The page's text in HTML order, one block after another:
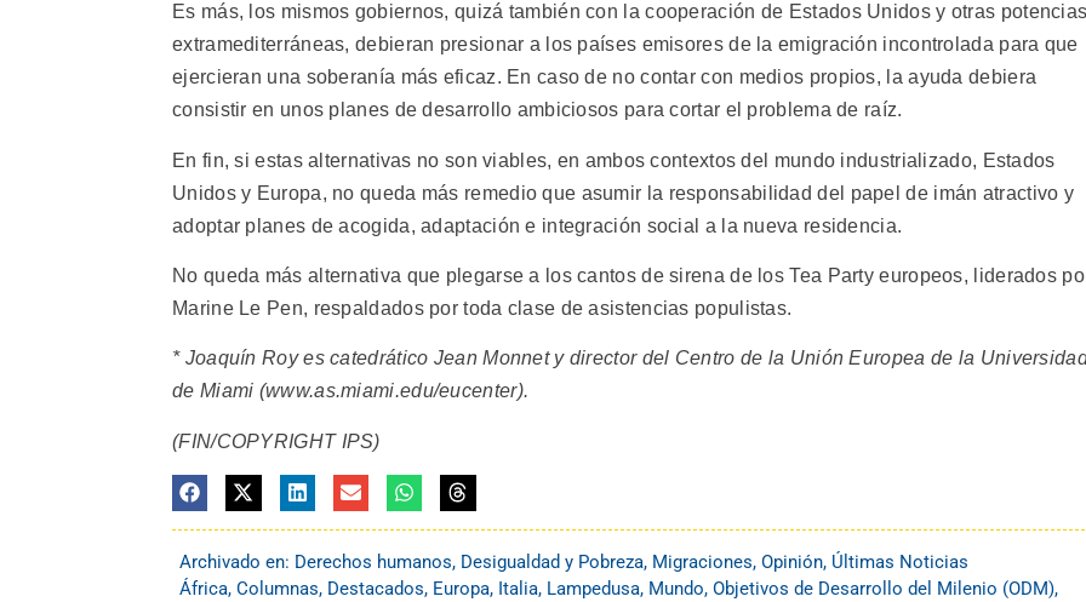
Es más, los mismos gobiernos, quizá también con la cooperación de Estados Unidos y otras potencias
extramediterráneas, debieran presionar a los países emisores de la emigración incontrolada para que
ejercieran una soberanía más eficaz. En caso de no contar con medios propios, la ayuda debiera
consistir en unos planes de desarrollo ambiciosos para cortar el problema de raíz.
En fin, si estas alternativas no son viables, en ambos contextos del mundo industrializado, Estados
Unidos y Europa, no queda más remedio que asumir la responsabilidad del papel de imán atractivo y
adoptar planes de acogida, adaptación e integración social a la nueva residencia.
No queda más alternativa que plegarse a los cantos de sirena de los Tea Party europeos, liderados
Marine Le Pen, respaldados por toda clase de asistencias populistas.
* Joaquín Roy es catedrático Jean Monnet y director del Centro de la Unión Europea de la
de Miami (www.as.miami.edu/eucenter).
(FIN/COPYRIGHT IPS)
Archivado en: Derechos humanos, Desigualdad y Pobreza, Migraciones, Opinión, Últimas Noticias
África, Columnas, Destacados, Europa, Italia, Lampedusa, Mundo, Objetivos de Desarrollo del Milenio (ODM),